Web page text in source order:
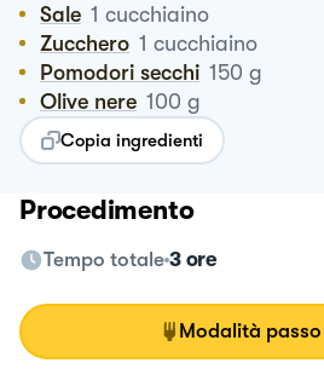
Sale 1 cucchiaino
Zucchero 1 cucchiaino
Pomodori secchi 150 g
Olive nere 100 g
Copia ingredienti
Procedimento
Tempo totale 3 ore
Modalità